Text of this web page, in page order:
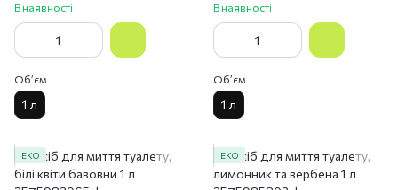
В наявності
Обʼєм
1 л
В наявності
Обʼєм
1 л
ЕКО ЕКО